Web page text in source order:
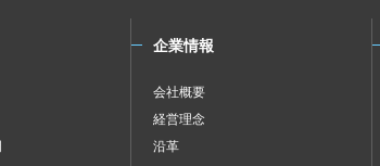
企業情報
会社概要
経営理念
沿革